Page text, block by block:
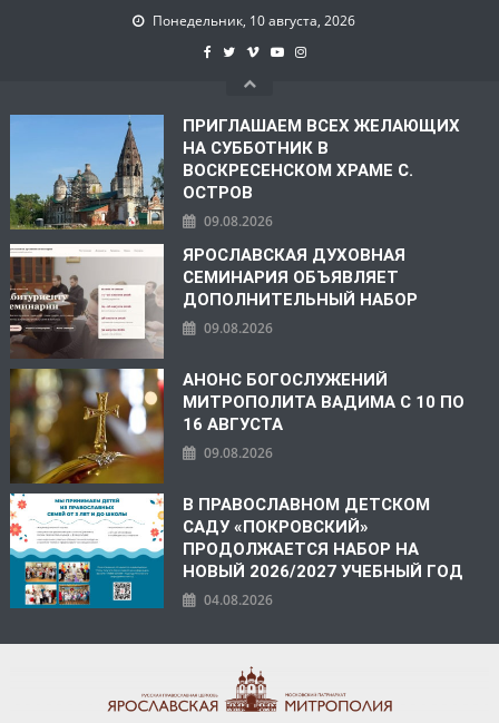
Понедельник, 10 августа, 2026
ПРИГЛАШАЕМ ВСЕХ ЖЕЛАЮЩИХ
НА СУББОТНИК В
ВОСКРЕСЕНСКОМ ХРАМЕ С.
ОСТРОВ
09.08.2026
ЯРОСЛАВСКАЯ ДУХОВНАЯ
СЕМИНАРИЯ ОБЪЯВЛЯЕТ
ДОПОЛНИТЕЛЬНЫЙ НАБОР
09.08.2026
АНОНС БОГОСЛУЖЕНИЙ
МИТРОПОЛИТА ВАДИМА С 10 ПО
16 АВГУСТА
09.08.2026
В ПРАВОСЛАВНОМ ДЕТСКОМ
САДУ «ПОКРОВСКИЙ»
ПРОДОЛЖАЕТСЯ НАБОР НА
НОВЫЙ 2026/2027 УЧЕБНЫЙ ГОД
04.08.2026